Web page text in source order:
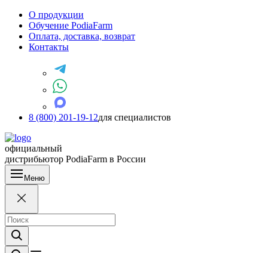
О продукции
Обучение PodiaFarm
Оплата, доставка, возврат
Контакты
8 (800) 201-19-12для специалистов
официальный
дистрибьютор PodiaFarm в России
Меню